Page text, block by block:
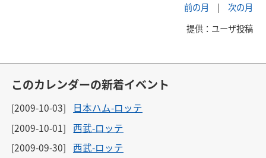
前の月 | 次の月
提供：ユーザ投稿
このカレンダーの新着イベント
[2009-10-03]
日本ハム-ロッテ
[2009-10-01]
西武-ロッテ
[2009-09-30]
西武-ロッテ